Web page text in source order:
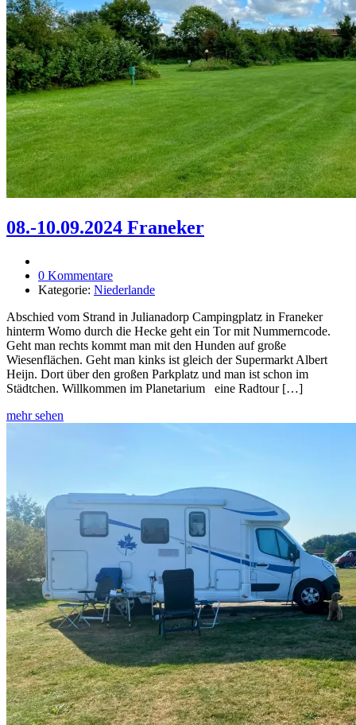
08.-10.09.2024 Franeker
0 Kommentare
Kategorie: Niederlande
Abschied vom Strand in Julianadorp Campingplatz in Franeker
hinterm Womo durch die Hecke geht ein Tor mit Nummerncode.
Geht man rechts kommt man mit den Hunden auf große
Wiesenflächen. Geht man kinks ist gleich der Supermarkt Albert
Heijn. Dort über den großen Parkplatz und man ist schon im
Städtchen. Willkommen im Planetarium eine Radtour […]
mehr sehen